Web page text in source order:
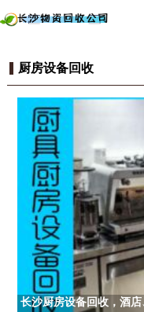
厨房设备回收
长沙厨房设备回收，酒